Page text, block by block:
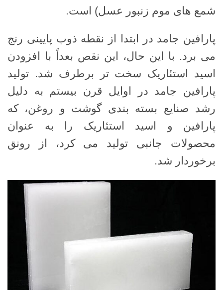
شمع های موم زنبور عسل) است.
پارافین جامد در ابتدا از نقطه ذوب پایینی رنج
می برد. با این حال، این نقص بعداً با افزودن
اسید استئاریک سخت تر برطرف شد. تولید
پارافین جامد در اوایل قرن بیستم به دلیل
رشد صنایع بسته بندی گوشت و روغن، که
پارافین و اسید استئاریک را به عنوان
محصولات جانبی تولید می کرد، از رونق
برخوردار شد.